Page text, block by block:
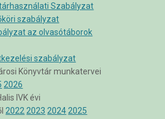
Szabályzat
szabályzat
az olvasótáborok
szabályzat
Könyvtár munkatervei
2026
IVK évi
2022 2023 2024 2025